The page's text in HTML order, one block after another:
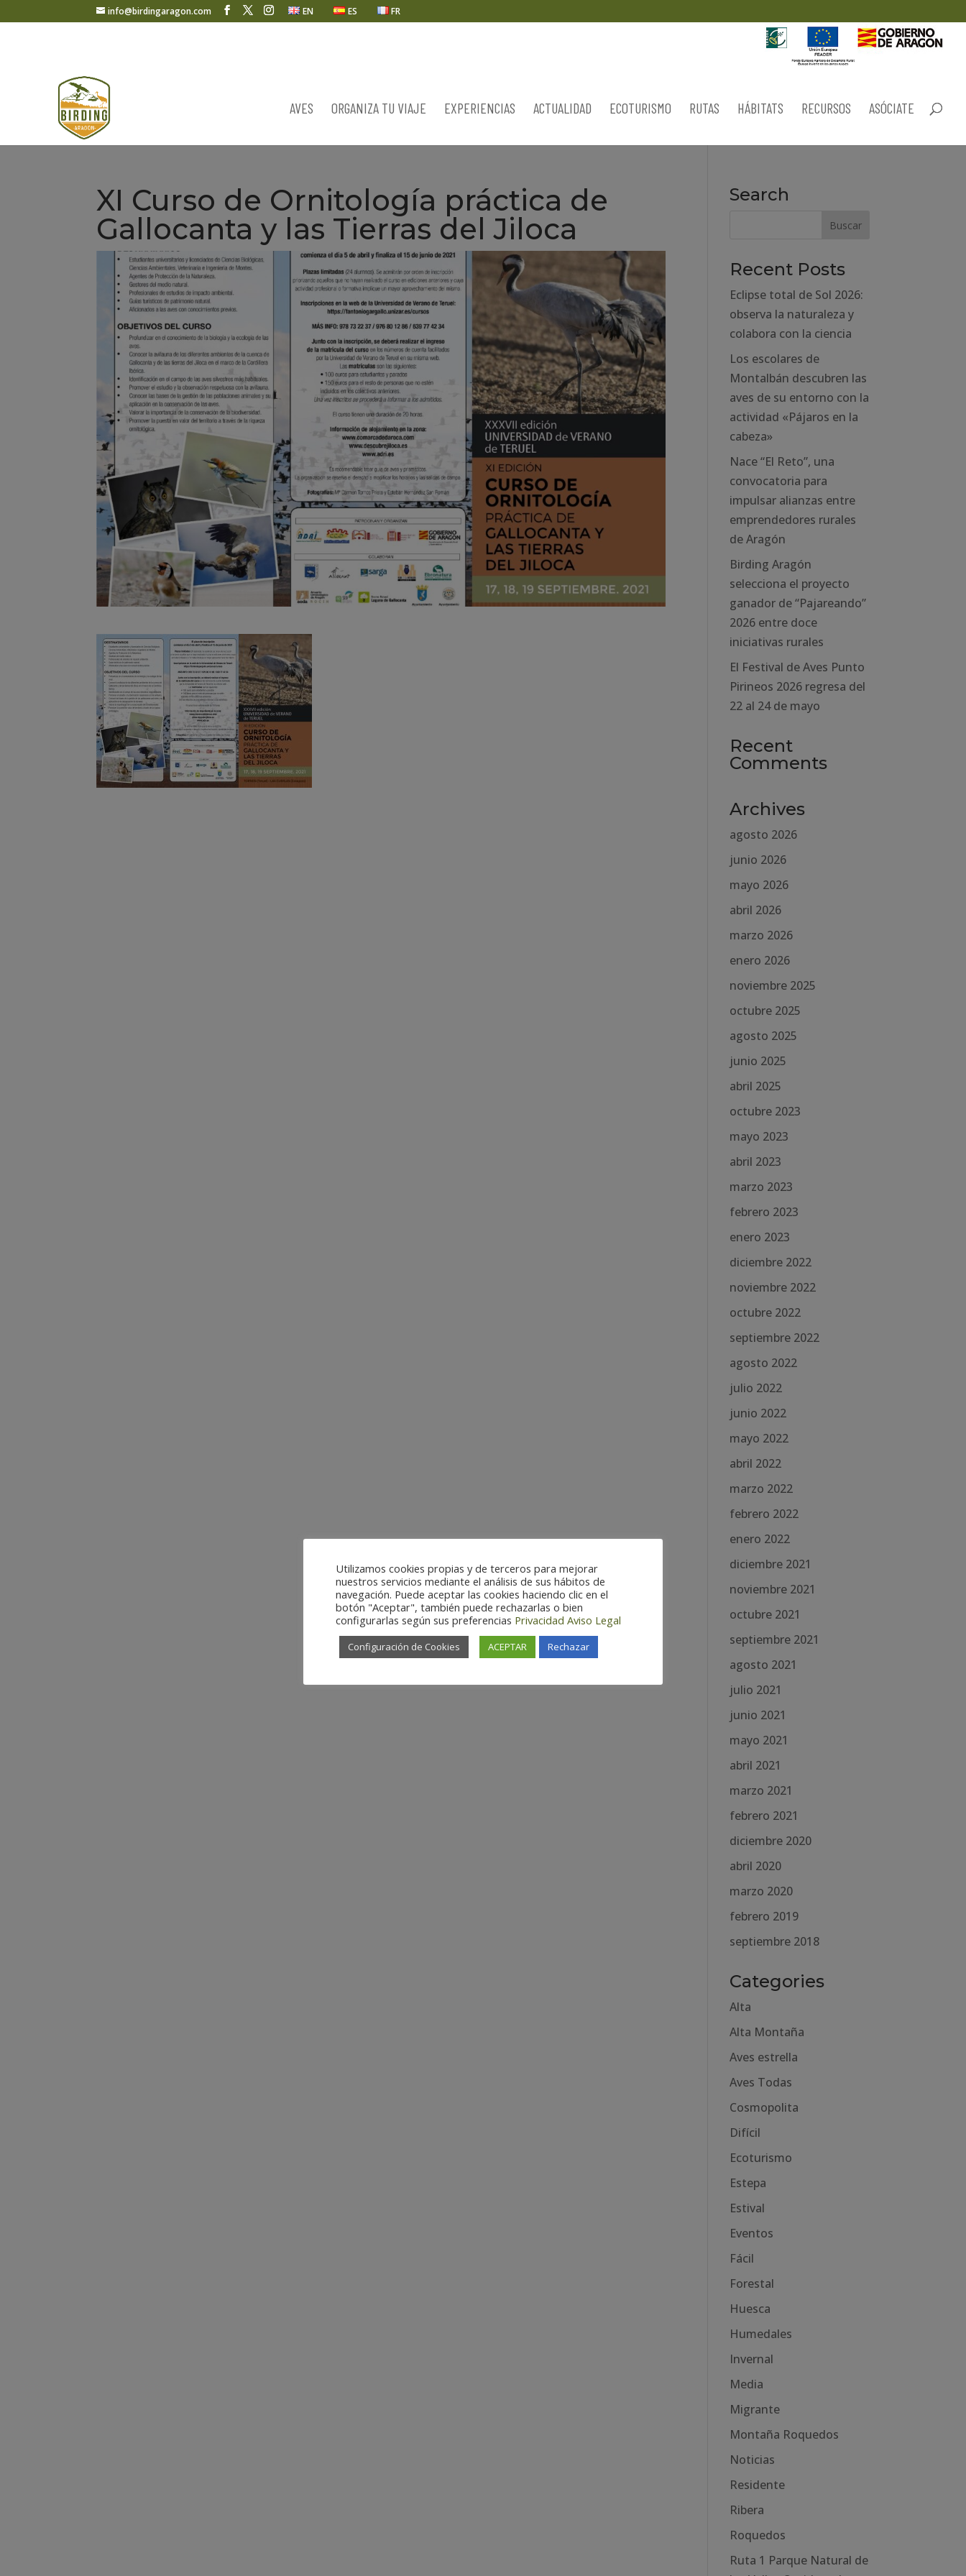
info@birdingaragon.com EN ES FR
AVES ORGANIZA TU VIAJE EXPERIENCIAS ACTUALIDAD ECOTURISMO RUTAS HÁBITATS RECURSOS ASÓCIATE
XI Curso de Ornitología práctica de
Gallocanta y las Tierras del Jiloca
Search
Recent Posts
Eclipse total de Sol 2026:
observa la naturaleza y
colabora con la ciencia
Los escolares de
Montalbán descubren las
aves de su entorno con la
actividad «Pájaros en la
cabeza»
Nace “El Reto”, una
convocatoria para
impulsar alianzas entre
emprendedores rurales
de Aragón
Birding Aragón
selecciona el proyecto
ganador de “Pajareando”
2026 entre doce
iniciativas rurales
El Festival de Aves Punto
Pirineos 2026 regresa del
22 al 24 de mayo
Recent
Comments
Archives
agosto 2026
junio 2026
mayo 2026
abril 2026
marzo 2026
enero 2026
noviembre 2025
octubre 2025
agosto 2025
junio 2025
abril 2025
octubre 2023
mayo 2023
abril 2023
marzo 2023
febrero 2023
enero 2023
diciembre 2022
noviembre 2022
octubre 2022
septiembre 2022
agosto 2022
julio 2022
junio 2022
mayo 2022
abril 2022
marzo 2022
febrero 2022
enero 2022
diciembre 2021
noviembre 2021
octubre 2021
septiembre 2021
agosto 2021
julio 2021
junio 2021
mayo 2021
abril 2021
marzo 2021
febrero 2021
diciembre 2020
abril 2020
marzo 2020
febrero 2019
septiembre 2018
Categories
Alta
Alta Montaña
Aves estrella
Aves Todas
Cosmopolita
Difícil
Ecoturismo
Estepa
Estival
Eventos
Fácil
Forestal
Huesca
Humedales
Invernal
Media
Migrante
Montaña Roquedos
Noticias
Residente
Ribera
Roquedos
Ruta 1 Parque Natural de
Utilizamos cookies propias y de terceros para mejorar
nuestros servicios mediante el análisis de sus hábitos de
navegación. Puede aceptar las cookies haciendo clic en el
botón "Aceptar", también puede rechazarlas o bien
configurarlas según sus preferencias Privacidad Aviso Legal
Configuración de Cookies ACEPTAR Rechazar